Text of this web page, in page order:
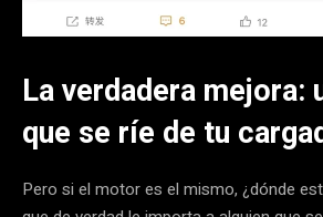
La verdadera mejora:
que se ríe de tu
Pero si el motor es el mismo, ¿dónde